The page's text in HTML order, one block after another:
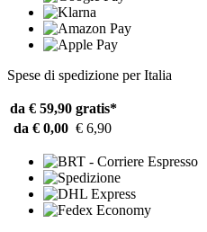
Spese di spedizione per Italia
da € 59,90 gratis*
da € 0,00 € 6,90